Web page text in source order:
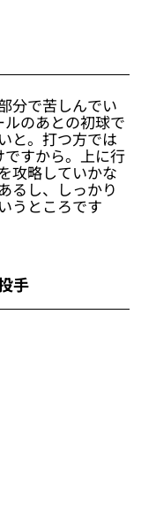
分で苦しんでい
のあとの初球で
と。打つ方では
すから。上に行
攻略していかな
るし、しっかり
うところです
手